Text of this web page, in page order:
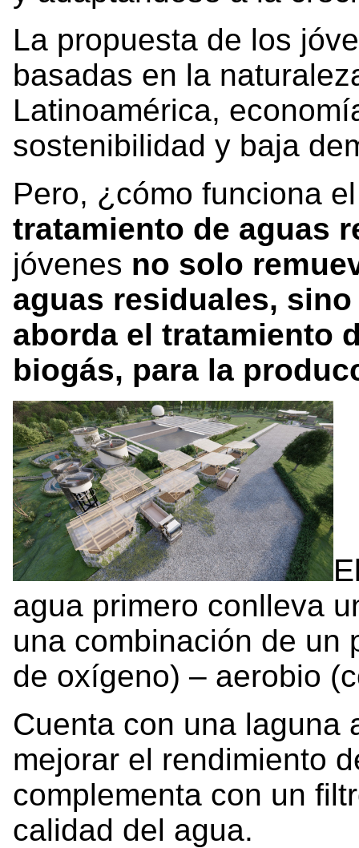
La propuesta de los
basadas en la
Latinoamérica,
sostenibilidad y baja
Pero, ¿cómo funciona
tratamiento de aguas
jóvenes no solo
aguas residuales,
aborda el tratamiento
biogás, para la
agua primero conlleva
una combinación de un
de oxígeno) – aerobio
Cuenta con una laguna
mejorar el rendimiento
complementa con un
calidad del agua.